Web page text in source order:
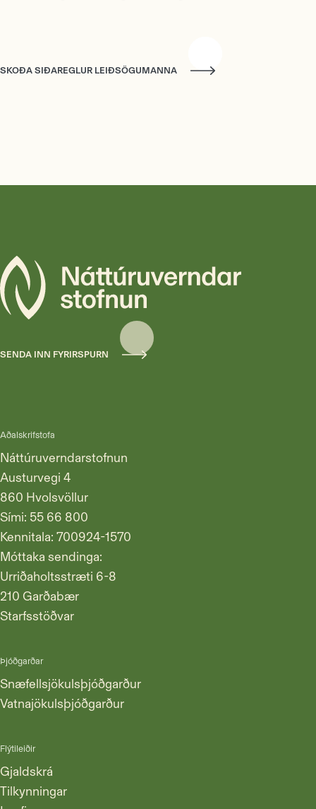
SKOÐA SIÐAREGLUR LEIÐSÖGUMANNA
SENDA INN FYRIRSPURN
Aðalskrifstofa
Náttúruverndarstofnun
Austurvegi 4
860 Hvolsvöllur
Sími: 55 66 800
Kennitala: 700924-1570
Móttaka sendinga:
Urriðaholtsstræti 6-8
210 Garðabær
Starfsstöðvar
Þjóðgarðar
Snæ­fells­jök­uls­þjóð­garð­ur
Vatna­jök­uls­þjóð­garð­ur
Flýtileiðir
Gjald­skrá
Til­kynn­ingar